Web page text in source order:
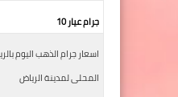
جرام عيار 10
المحلى لمدينة الرياض